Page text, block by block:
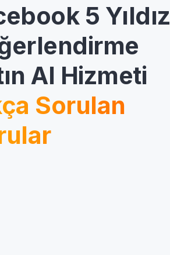
5 Yıldız
Al Hizmeti
Sorulan